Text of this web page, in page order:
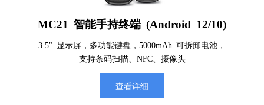
MC21 智能手持终端 (Android 12/10)
3.5" 显示屏，多功能键盘，5000mAh 可拆卸电池，
支持条码扫描、NFC、摄像头
查看详细